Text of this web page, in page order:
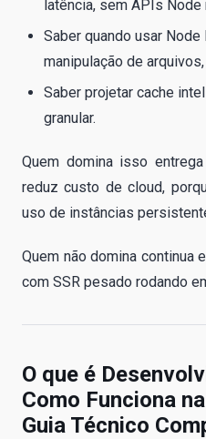
latência, sem APIs Node
Saber quando usar
manipulação de
Saber projetar cache
granular.
Quem domina isso
reduz custo de cloud,
uso de instâncias
Quem não domina continua
com SSR pesado rodando
O que é
Como Funciona
Guia Técnico